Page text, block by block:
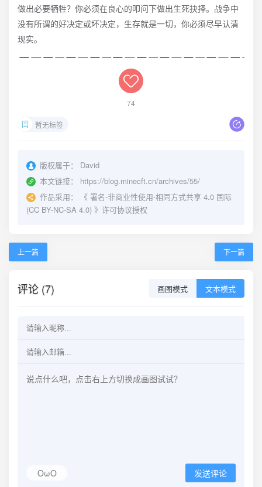
做出必要牺牲？你必须在良心的叩问下做出生死抉择。战争中
没有所谓的好决定或坏决定，生存就是一切，你必须尽早认清
现实。
74
暂无标签
版权属于：
David
本文链接：
https://blog.minecft.cn/archives/55/
作品采用：
《 署名-非商业性使用-相同方式共享 4.0 国际
(CC BY-NC-SA 4.0) 》许可协议授权
上一篇 下一篇
评论 (7) 画图模式 文本模式
OωO 发送评论